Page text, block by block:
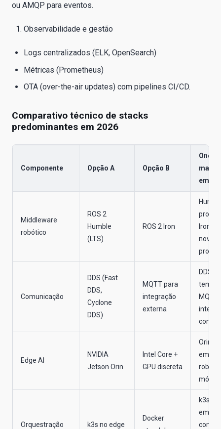
ou AMQP para eventos.
Observabilidade e gestão
Logs centralizados (ELK, OpenSearch)
Métricas (Prometheus)
OTA (over-the-air updates) com pipelines CI/CD.
Comparativo técnico de stacks
predominantes em 2026
Componente Opção A Opção B
Onde é
mais
em
Middleware
robótico
ROS 2
Humble
(LTS)
ROS 2 Iron
Iron
novos
Comunicação
DDS (Fast
DDS,
Cyclone
DDS)
MQTT para
integração
externa
DDS
tempo
MQTT
com TI
Edge AI
NVIDIA
Jetson Orin
Intel Core +
GPU discreta
Orin
em
robôs
móveis
Orquestração k3s no edge
Docker
k3s
em
com